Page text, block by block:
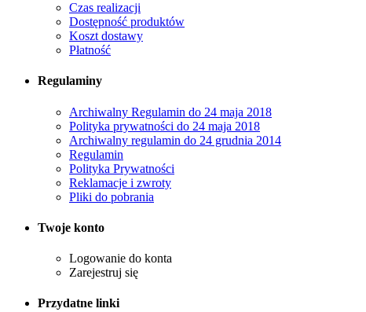
Czas realizacji
Dostępność produktów
Koszt dostawy
Płatność
Regulaminy
Archiwalny Regulamin do 24 maja 2018
Polityka prywatności do 24 maja 2018
Archiwalny regulamin do 24 grudnia 2014
Regulamin
Polityka Prywatności
Reklamacje i zwroty
Pliki do pobrania
Twoje konto
Logowanie do konta
Zarejestruj się
Przydatne linki